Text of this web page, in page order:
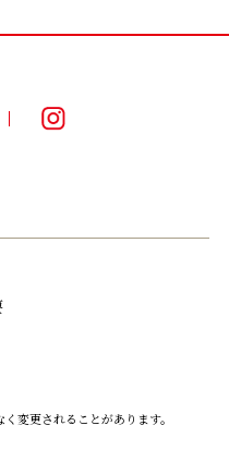
変更されることがあります。